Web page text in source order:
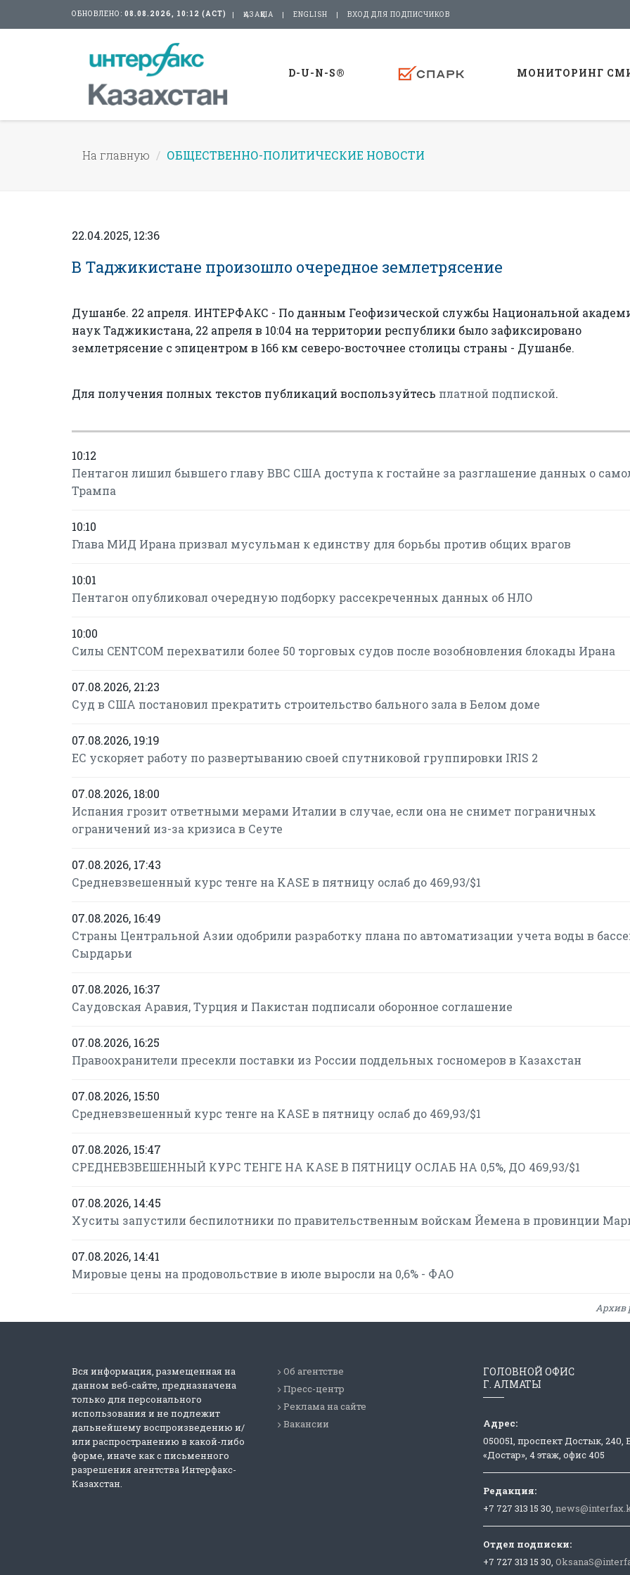
ОБНОВЛЕНО: 08.08.2026, 10:12 (АСТ) ҚАЗАҚША ENGLISH ВХОД ДЛЯ ПОДПИСЧИКОВ
D-U-N-S® МОНИТОРИНГ
На главную ОБЩЕСТВЕННО-ПОЛИТИЧЕСКИЕ НОВОСТИ
22.04.2025, 12:36
В Таджикистане произошло очередное землетрясение
Душанбе. 22 апреля. ИНТЕРФАКС - По данным Геофизической службы Национальной
наук Таджикистана, 22 апреля в 10:04 на территории республики было зафиксировано
землетрясение с эпицентром в 166 км северо-восточнее столицы страны - Душанбе.
Для получения полных текстов публикаций воспользуйтесь платной подпиской.
10:12
Пентагон лишил бывшего главу ВВС США доступа к гостайне за разглашение данных о
Трампа
10:10
Глава МИД Ирана призвал мусульман к единству для борьбы против общих врагов
10:01
Пентагон опубликовал очередную подборку рассекреченных данных об НЛО
10:00
Силы CENTCOM перехватили более 50 торговых судов после возобновления блокады Ирана
07.08.2026, 21:23
Суд в США постановил прекратить строительство бального зала в Белом доме
07.08.2026, 19:19
ЕС ускоряет работу по развертыванию своей спутниковой группировки IRIS 2
07.08.2026, 18:00
Испания грозит ответными мерами Италии в случае, если она не снимет пограничных
ограничений из-за кризиса в Сеуте
07.08.2026, 17:43
Средневзвешенный курс тенге на KASE в пятницу ослаб до 469,93/$1
07.08.2026, 16:49
Страны Центральной Азии одобрили разработку плана по автоматизации учета воды в
Сырдарьи
07.08.2026, 16:37
Саудовская Аравия, Турция и Пакистан подписали оборонное соглашение
07.08.2026, 16:25
Правоохранители пресекли поставки из России поддельных госномеров в Казахстан
07.08.2026, 15:50
Средневзвешенный курс тенге на KASE в пятницу ослаб до 469,93/$1
07.08.2026, 15:47
СРЕДНЕВЗВЕШЕННЫЙ КУРС ТЕНГЕ НА KASE В ПЯТНИЦУ ОСЛАБ НА 0,5%, ДО 469,93/$1
07.08.2026, 14:45
Хуситы запустили беспилотники по правительственным войскам Йемена в провинции
07.08.2026, 14:41
Мировые цены на продовольствие в июле выросли на 0,6% - ФАО
Архив
Вся информация, размещенная на
данном веб-сайте, предназначена
только для персонального
использования и не подлежит
дальнейшему воспроизведению и/
или распространению в какой-либо
форме, иначе как с письменного
разрешения агентства Интерфакс-
Казахстан.
Об агентстве
Пресс-центр
Реклама на сайте
Вакансии
ГОЛОВНОЙ ОФИС
Г. АЛМАТЫ
Адрес:
050051, проспект Достык, 240,
«Достар», 4 этаж, офис 405
Редакция:
+7 727 313 15 30,
Отдел подписки:
+7 727 313 15 30,